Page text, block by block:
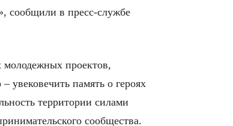
сообщили в пресс-службе
молодежных проектов,
увековечить память о героях
территории силами
сообщества.